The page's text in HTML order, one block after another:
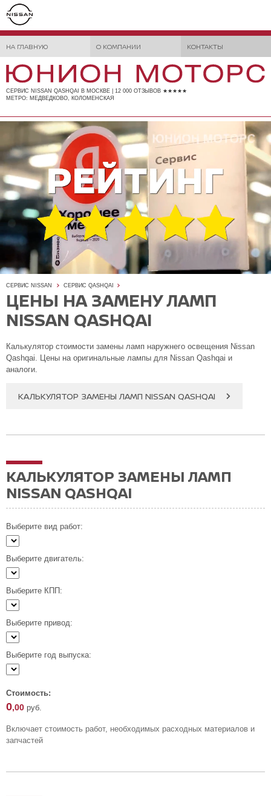
НА ГЛАВНУЮ О КОМПАНИИ КОНТАКТЫ
СЕРВИС NISSAN QASHQAI В МОСКВЕ | 12 000 ОТЗЫВОВ ★★★★★
МЕТРО: МЕДВЕДКОВО, КОЛОМЕНСКАЯ
СЕРВИС NISSAN СЕРВИС QASHQAI
ЦЕНЫ НА ЗАМЕНУ ЛАМП
NISSAN QASHQAI
Калькулятор стоимости замены ламп наружнего освещения Nissan
Qashqai. Цены на оригинальные лампы для Nissan Qashqai и
аналоги.
КАЛЬКУЛЯТОР ЗАМЕНЫ ЛАМП NISSAN QASHQAI
КАЛЬКУЛЯТОР ЗАМЕНЫ ЛАМП
NISSAN QASHQAI
Выберите вид работ:
Выберите двигатель:
Выберите КПП:
Выберите привод:
Выберите год выпуска:
Стоимость:
0,00 руб.
Включает стоимость работ, необходимых расходных материалов и
запчастей